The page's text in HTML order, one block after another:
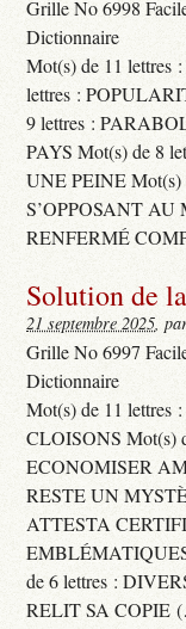
Grille No 6998
Dictionnaire
Mot(s) de 11
lettres :
9 lettres :
PAYS Mot(s) de 8
UNE PEINE
S’OPPOSANT
RENFERMÉ
Solution de
21 septembre 2025,
Grille No 6997
Dictionnaire
Mot(s) de 11
CLOISONS Mot(s)
ECONOMISER
RESTE UN
ATTESTA
de 6 lettres :
RELIT SA COPIE